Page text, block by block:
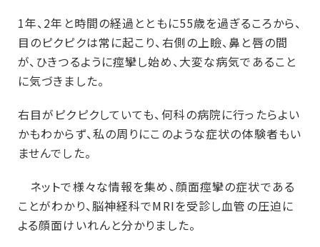
1年、2年と時間の経過とともに55歳を過ぎるころから、
目のピクピクは常に起こり、右側の上瞼、鼻と唇の間
が、ひきつるように痙攣し始め、大変な病気であること
に気づきました。
右目がピクピクしていても、何科の病院に行ったらよい
かもわからず、私の周りにこのような症状の体験者もい
ませんでした。
ネットで様々な情報を集め、顔面痙攣の症状である
ことがわかり、脳神経科でMRIを受診し血管の圧迫に
よる顔面けいれんと分かりました。